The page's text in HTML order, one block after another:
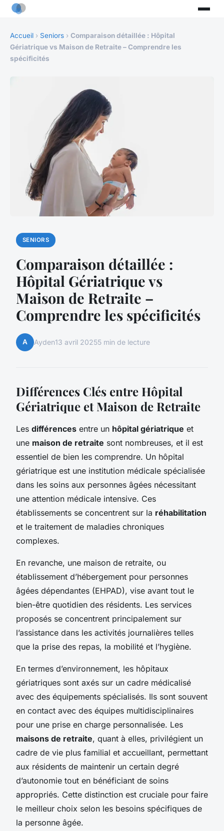
Accueil › Seniors › Comparaison détaillée : Hôpital
Gériatrique vs Maison de Retraite – Comprendre les
spécificités
SENIORS
Comparaison détaillée :
Hôpital Gériatrique vs
Maison de Retraite –
Comprendre les spécificités
A Ayden13 avril 20255 min de lecture
Différences Clés entre Hôpital
Gériatrique et Maison de Retraite
Les différences entre un hôpital gériatrique et
une maison de retraite sont nombreuses, et il est
essentiel de bien les comprendre. Un hôpital
gériatrique est une institution médicale spécialisée
dans les soins aux personnes âgées nécessitant
une attention médicale intensive. Ces
établissements se concentrent sur la réhabilitation
et le traitement de maladies chroniques
complexes.
En revanche, une maison de retraite, ou
établissement d’hébergement pour personnes
âgées dépendantes (EHPAD), vise avant tout le
bien-être quotidien des résidents. Les services
proposés se concentrent principalement sur
l’assistance dans les activités journalières telles
que la prise des repas, la mobilité et l’hygiène.
En termes d’environnement, les hôpitaux
gériatriques sont axés sur un cadre médicalisé
avec des équipements spécialisés. Ils sont souvent
en contact avec des équipes multidisciplinaires
pour une prise en charge personnalisée. Les
maisons de retraite, quant à elles, privilégient un
cadre de vie plus familial et accueillant, permettant
aux résidents de maintenir un certain degré
d’autonomie tout en bénéficiant de soins
appropriés. Cette distinction est cruciale pour faire
le meilleur choix selon les besoins spécifiques de
la personne âgée.